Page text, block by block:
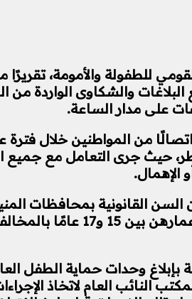
البلاغات والشكاوى
على مدار الساعة.
حيث جرى التعامل مع جميع
القانونية بمحافظات
أسر الأطفال بإتمام
بإبلاغ وحدات حماية الطفل
العام لاتخاذ